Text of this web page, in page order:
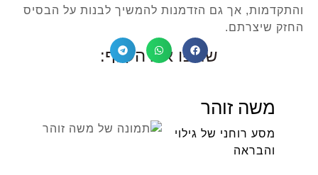
והתקדמות, אך גם הזדמנות להמשיך לבנות על הבסיס
החזק שיצרתם.
שתפו את הקלף:
משה זוהר
מסע רוחני של גילוי
והבראה